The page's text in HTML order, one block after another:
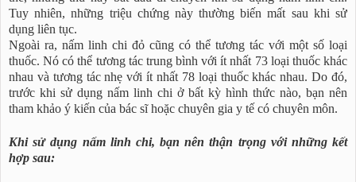
Tuy nhiên, những triệu chứng này thường biến mất sau khi sử
dụng liên tục.
Ngoài ra, nấm linh chi đỏ cũng có thể tương tác với một số loại
thuốc. Nó có thể tương tác trung bình với ít nhất 73 loại thuốc khác
nhau và tương tác nhẹ với ít nhất 78 loại thuốc khác nhau. Do đó,
trước khi sử dụng nấm linh chi ở bất kỳ hình thức nào, bạn nên
tham khảo ý kiến của bác sĩ hoặc chuyên gia y tế có chuyên môn.
Khi sử dụng nấm linh chi, bạn nên thận trọng với những kết
hợp sau: